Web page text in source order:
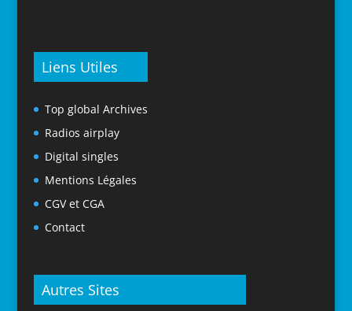
Liens Utiles
Top global Archives
Radios airplay
Digital singles
Mentions Légales
CGV et CGA
Contact
Autres Sites